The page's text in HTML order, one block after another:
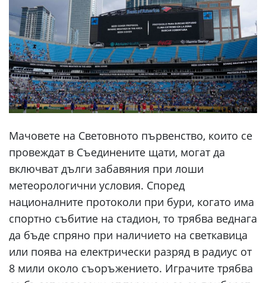
Мачовете на Световното първенство, които се
провеждат в Съединените щати, могат да
включват дълги забавяния при лоши
метеорологични условия. Според
националните протоколи при бури, когато има
спортно събитие на стадион, то трябва веднага
да бъде спряно при наличието на светкавица
или поява на електрически разряд в радиус от
8 мили около съоръжението. Играчите трябва